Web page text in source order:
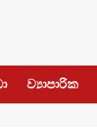
ව්‍යාපාරික